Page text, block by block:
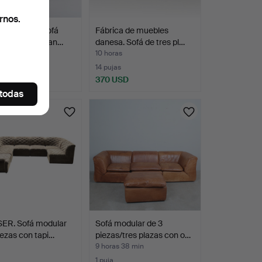
TAPIZADO, 'sofá
Ebanista dan…
Fábrica de muebles
danesa. Sofá de tres pl…
10 horas
14 pujas
370 USD
Sofá modular
con tapi…
Sofá modular de 3
piezas/tres plazas con o…
9 horas 38 min